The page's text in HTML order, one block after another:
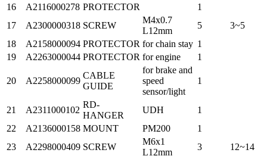
16
A2116000278 PROTECTOR
1
17
A2300000318 SCREW
M4x0.7
L12mm
5
3~5
18
A2158000094 PROTECTOR for chain stay 1
19
A2263000044 PROTECTOR for engine 1
20 A2258000099
CABLE
GUIDE
for brake and
speed
sensor/light
1
21 A2311000102
RD-
HANGER
UDH
1
22
A2136000158 MOUNT PM200
1
23
A2298000409 SCREW
M6x1
L12mm
3 12~14